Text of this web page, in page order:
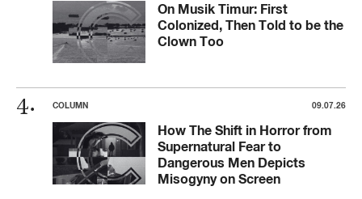
On Musik Timur: First
Colonized, Then Told to be the
Clown Too
COLUMN 09.07.26
How The Shift in Horror from
Supernatural Fear to
Dangerous Men Depicts
Misogyny on Screen